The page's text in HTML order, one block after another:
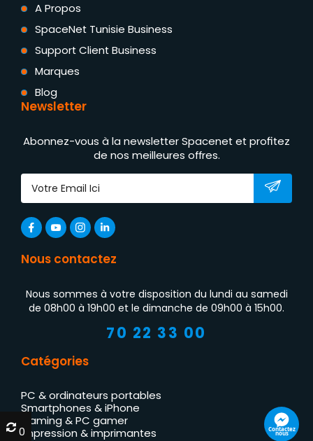
A Propos
SpaceNet Tunisie Business
Support Client Business
Marques
Blog
Newsletter
Abonnez-vous à la newsletter Spacenet et profitez
de nos meilleures offres.
Nous contactez
Nous sommes à votre disposition du lundi au samedi
de 08h00 à 19h00 et le dimanche de 09h00 à 15h00.
70 22 33 00
Catégories
PC & ordinateurs portables
Smartphones & iPhone
Gaming & PC gamer
Impression & imprimantes
Contactez
nous
0
0